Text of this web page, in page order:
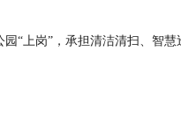
“上岗”，承担清洁清扫、智